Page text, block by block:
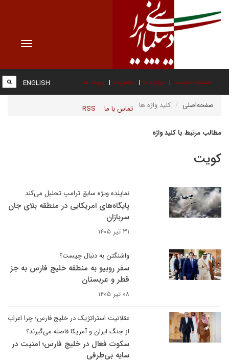
Toggle
صفحه نخست درباره ما عضویت پیوند ها
تماس با ما RSS
ENGLISH
صفحه‌اصلی کلید واژه ها
مطالب مرتبط با کلید واژه
کویت
نماینده ویژه سابق ترامپ تحلیل می‌کند
پایگاه‌های امریکایی در منطقه بلای جان
سربازان
۳۱ تیر ۱۴۰۵
واشنگتن به دنبال چیست؟
سفر روبیو به منطقه خلیج فارس به جز
قطر و عربستان
۰۸ تیر ۱۴۰۵
عقلانیت استراتژیک در خلیج فارس؛ چرا اعراب
از جنگ ایران و آمریکا فاصله می‌گیرند؟
سکوت فعال در خلیج فارس؛ امنیت در
سایه بی‌طرفی